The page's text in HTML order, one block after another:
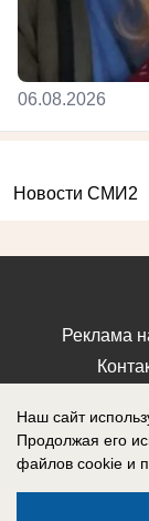
06.08.2026
Новости СМИ2
Реклама
службой по
Наш сайт
Продолжая его
файлов cookie и